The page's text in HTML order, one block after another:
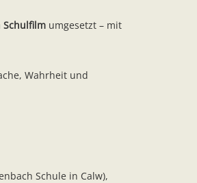
Schulfilm umgesetzt – mit
Wahrheit und
Schule in Calw),